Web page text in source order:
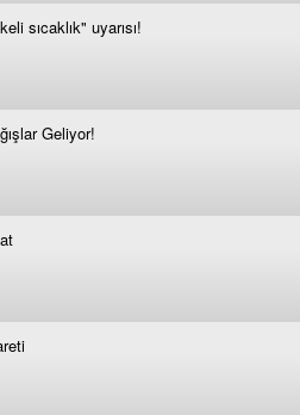
sıcaklık" uyarısı!
Geliyor!